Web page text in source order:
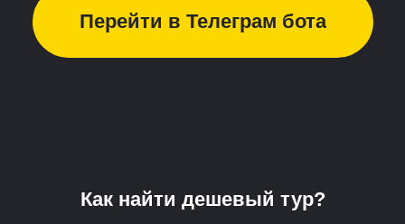
Перейти в Телеграм бота
Как найти дешевый тур?